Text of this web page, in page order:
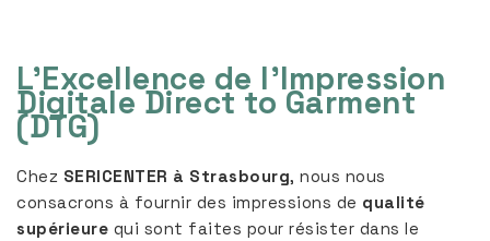
L’Excellence de l’Impression
Digitale Direct to Garment
(DTG)
Chez SERICENTER à Strasbourg, nous nous
consacrons à fournir des impressions de qualité
supérieure qui sont faites pour résister dans le